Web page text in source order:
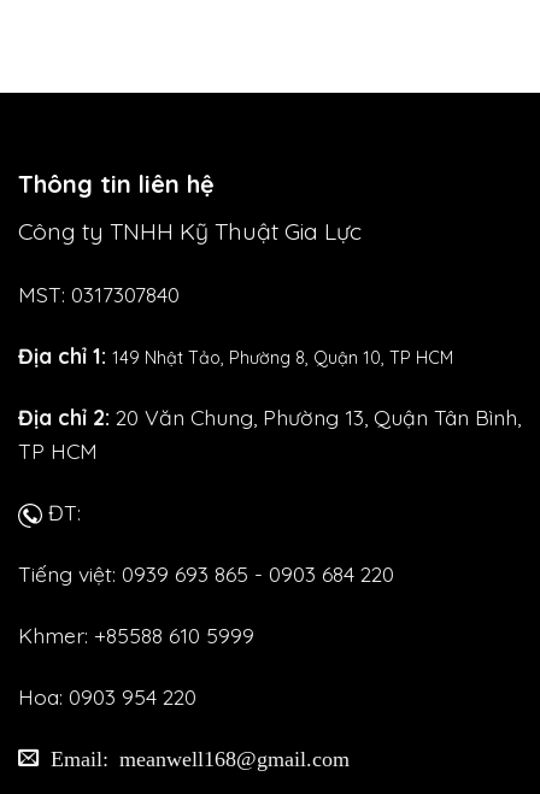
Thông tin liên hệ
Công ty TNHH Kỹ Thuật Gia Lực
MST: 0317307840
Địa chỉ 1: 149 Nhật Tảo, Phường 8, Quận 10, TP HCM
Địa chỉ 2: 20 Văn Chung, Phường 13, Quận Tân Bình,
TP HCM
ĐT:
Tiếng việt: 0939 693 865 - 0903 684 220
Khmer: +85588 610 5999
Hoa: 0903 954 220
Email: meanwell168@gmail.com